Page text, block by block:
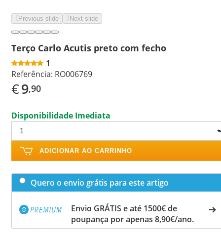
Previous slide Next slide
Terço Carlo Acutis preto com fecho
1
Referência: RO006769
€9,90
Disponibilidade Imediata
ADICIONAR AO CARRINHO
Quero o envio grátis para este artigo
Envio GRÁTIS e até 1500€ de
poupança por apenas 8,90€/ano.